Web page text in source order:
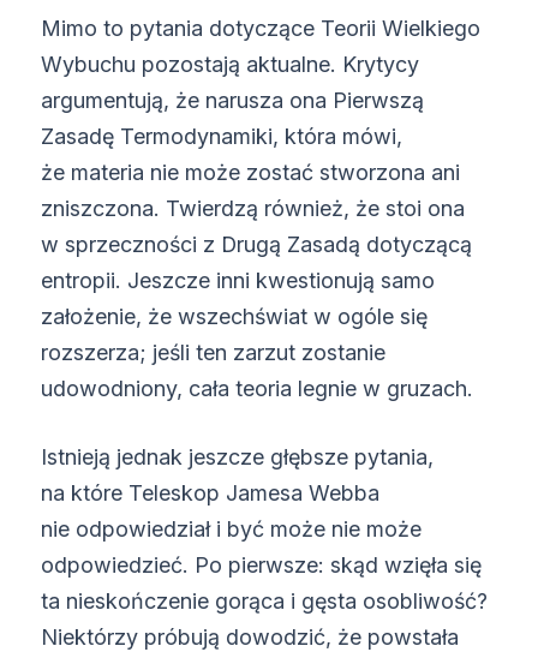
Mimo to pytania dotyczące Teorii Wielkiego
Wybuchu pozostają aktualne. Krytycy
argumentują, że narusza ona Pierwszą
Zasadę Termodynamiki, która mówi,
że materia nie może zostać stworzona ani
zniszczona. Twierdzą również, że stoi ona
w sprzeczności z Drugą Zasadą dotyczącą
entropii. Jeszcze inni kwestionują samo
założenie, że wszechświat w ogóle się
rozszerza; jeśli ten zarzut zostanie
udowodniony, cała teoria legnie w gruzach.
Istnieją jednak jeszcze głębsze pytania,
na które Teleskop Jamesa Webba
nie odpowiedział i być może nie może
odpowiedzieć. Po pierwsze: skąd wzięła się
ta nieskończenie gorąca i gęsta osobliwość?
Niektórzy próbują dowodzić, że powstała